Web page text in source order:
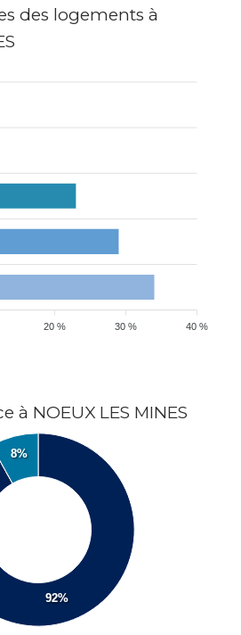
des logements à
40 %
30 %
20 %
à NOEUX LES MINES
92%
8%